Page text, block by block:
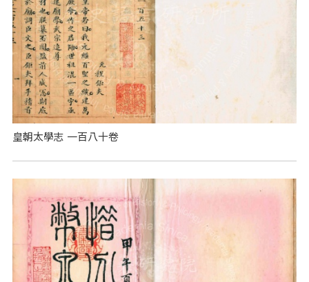
皇朝太學志 一百八十卷